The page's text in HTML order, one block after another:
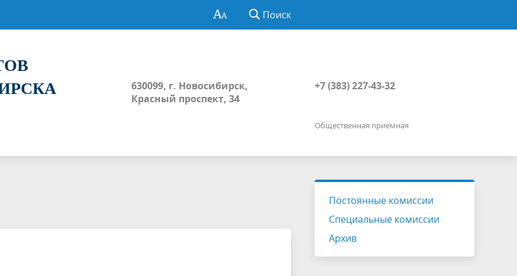
Поиск
630099, г. Новосибирск,
Красный проспект, 34
+7 (383) 227-43-32
Общественная приемная
Постоянные комиссии
Специальные комиссии
Архив